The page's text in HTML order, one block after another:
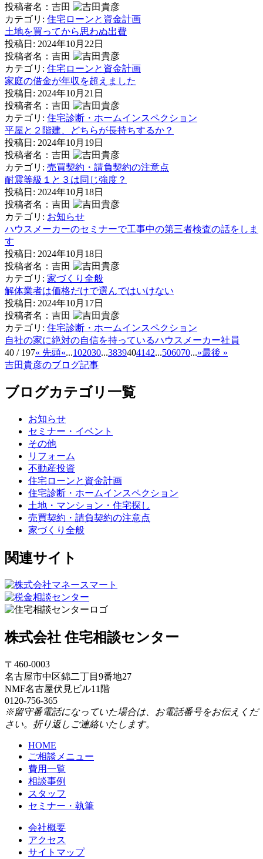
投稿者名：吉田
カテゴリ: 住宅ローンと資金計画
土地を買ってから思わぬ出費
投稿日: 2024年10月22日
投稿者名：吉田
カテゴリ: 住宅ローンと資金計画
家庭の借金が年収を超えました
投稿日: 2024年10月21日
投稿者名：吉田
カテゴリ: 住宅診断・ホームインスペクション
平屋と２階建、どちらが長持ちするか？
投稿日: 2024年10月19日
投稿者名：吉田
カテゴリ: 売買契約・請負契約の注意点
耐震等級１と３は同じ強度？
投稿日: 2024年10月18日
投稿者名：吉田
カテゴリ: お知らせ
ハウスメーカーのセミナーで工事中の第三者検査の話をしま
す
投稿日: 2024年10月18日
投稿者名：吉田
カテゴリ: 家づくり全般
解体業者は価格だけで選んではいけない
投稿日: 2024年10月17日
投稿者名：吉田
カテゴリ: 住宅診断・ホームインスペクション
自社の家に絶対の自信を持っているハウスメーカー社員
40 / 197« 先頭«...102030...3839404142...506070...»最後 »
吉田貴彦のブログ記事
ブログカテゴリ一覧
お知らせ
セミナー・イベント
その他
リフォーム
不動産投資
住宅ローンと資金計画
住宅診断・ホームインスペクション
土地・マンション・住宅探し
売買契約・請負契約の注意点
家づくり全般
関連サイト
株式会社 住宅相談センター
〒460-0003
名古屋市中区錦二丁目9番地27
NMF名古屋伏見ビル11階
0120-756-365
※留守番電話になっていた場合は、お電話番号をお伝えくだ
さい。折り返しご連絡いたします。
HOME
ご相談メニュー
費用一覧
相談事例
スタッフ
セミナー・執筆
会社概要
アクセス
サイトマップ